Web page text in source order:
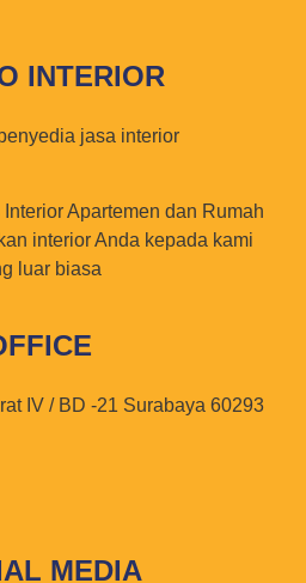
INTERIOR
jasa interior
Apartemen dan Rumah
interior Anda kepada kami
luar biasa
IV / BD -21 Surabaya 60293
MEDIA